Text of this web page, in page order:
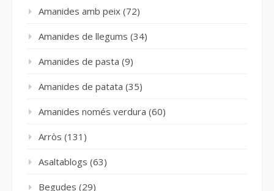
Amanides amb peix (72)
Amanides de llegums (34)
Amanides de pasta (9)
Amanides de patata (35)
Amanides només verdura (60)
Arròs (131)
Asaltablogs (63)
Begudes (29)